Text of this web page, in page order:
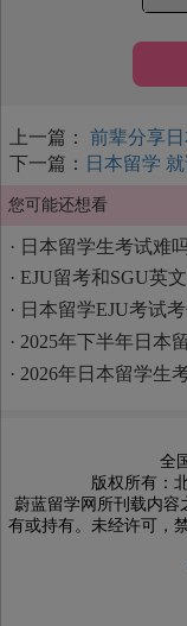
上一篇：
前辈分享
下一篇： 日本留学
您可能还想看
· 日本留学生考试难
· EJU留考和SGU英
· 日本留学EJU考试
· 2025年下半年日本
· 2026年日本留学生
全
版权所有：
蔚蓝留学网所刊载内容
有或持有。未经许可，